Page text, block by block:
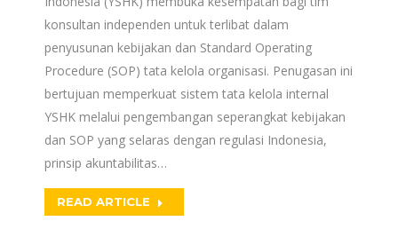
konsultan independen untuk terlibat dalam
penyusunan kebijakan dan Standard Operating
Procedure (SOP) tata kelola organisasi. Penugasan ini
bertujuan memperkuat sistem tata kelola internal
YSHK melalui pengembangan seperangkat kebijakan
dan SOP yang selaras dengan regulasi Indonesia,
prinsip akuntabilitas…
READ ARTICLE